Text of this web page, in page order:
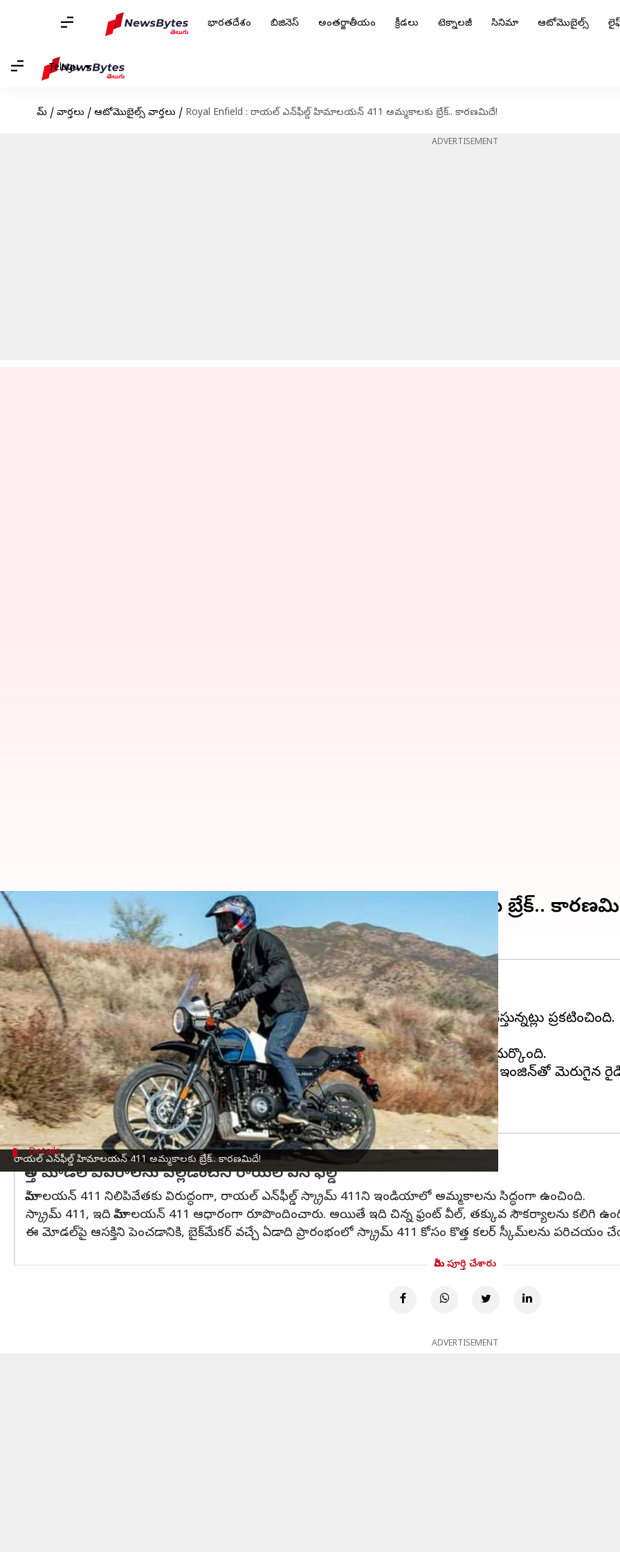
భారతదేశం బిజినెస్ అంతర్జాతీయం క్రీడలు టెక్నాలజీ సినిమా ఆటోమొబైల్స్
Telugu
హోమ్ / వార్తలు / ఆటోమొబైల్స్ వార్తలు / Royal Enfield : రాయల్ ఎన్‌ఫీల్డ్ హిమాలయన్ 411 అమ్మకాలకు బ్రేక్.. కారణమిదే!
ADVERTISEMENT
రాయల్ ఎన్‌ఫీల్డ్ హిమాలయన్ 411 అమ్మకాలకు బ్రేక్.. కారణమిదే!
Royal Enfield : రాయల్ ఎన్‌ఫీల్డ్ హిమాలయన్ 411 అమ్మకాలకు బ్రేక్..
వ్రాసిన వారు Jayachandra Akuri Nov 03, 2023 05:42 pm
ఈ వార్తాకథనం ఏంటి
రాయల్ ఎన్‌ఫీల్డ్ సంస్థ కీలక నిర్ణయం తీసుకుంది.
అంతర్జాతీయ మార్కెట్లో తనరాయల్ ఎన్‌ఫీల్డ్హిమాలయన్ 411 మోడల్‌ను అమ్మకాలను నిలిపివేస్తున్నట్లు ప్రకటించింది.
దీని స్థానంలో త్వరలో హిమాలయన్ 452 బైక్ ను లాంచ్ చేయనుంది.
హిమాలయన్ 411 ఆఫ్‌రోడ్, రైడింగ్ అద్భుతంగా ఉన్నప్పటికీ, ఇది హైవేలపై పరిమితులను ఎదుర్కొంది.
రాబోయే హిమాలయన్ 452 ఈ లోపాలను సరిదిద్ది, 40hp శక్తిని అందించే సరికొత్త లిక్విడ్-కూల్డ్ ఇంజిన్‌తో మెరుగైన
పెట్టుకుంది.
Details
కొత్త మోడల్ వివరాలను వెల్లడించని రాయల్ ఎన్ ఫీల్డ్
హిమాలయన్ 411 నిలిపివేతకు విరుద్ధంగా, రాయల్ ఎన్‌ఫీల్డ్ స్క్రామ్ 411ని ఇండియాలో అమ్మకాలను సిద్ధంగా ఉంచింది.
స్క్రామ్ 411, ఇది హిమాలయన్ 411 ఆధారంగా రూపొందించారు. అయితే ఇది చిన్న ఫ్రంట్ వీల్, తక్కువ సౌకర్యాలను కలిగి
ఈ మోడల్‌పై ఆసక్తిని పెంచడానికి, బైక్‌మేకర్ వచ్చే ఏడాది ప్రారంభంలో స్క్రామ్ 411 కోసం కొత్త కలర్ స్కీమ్‌లను పరిచయం
మీరు పూర్తి చేశారు
ADVERTISEMENT